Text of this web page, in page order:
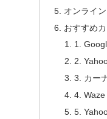
オンライ
おすすめ
1.
2.
3. カー
4. Waze
5.